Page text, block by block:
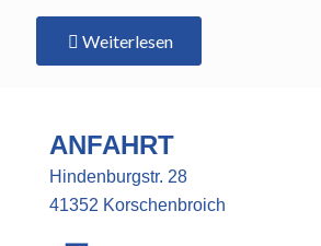
Weiterlesen
ANFAHRT
Hindenburgstr. 28
41352 Korschenbroich